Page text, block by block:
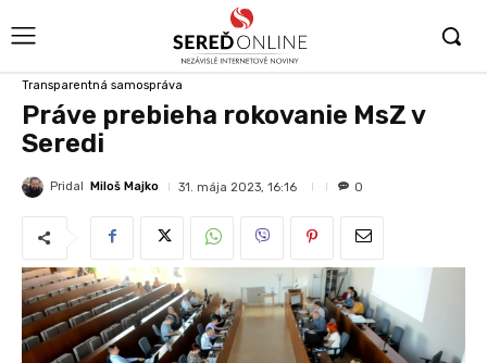
Transparentná samospráva
Práve prebieha rokovanie MsZ v
Seredi
Pridal Miloš Majko 31. mája 2023, 16:16 0